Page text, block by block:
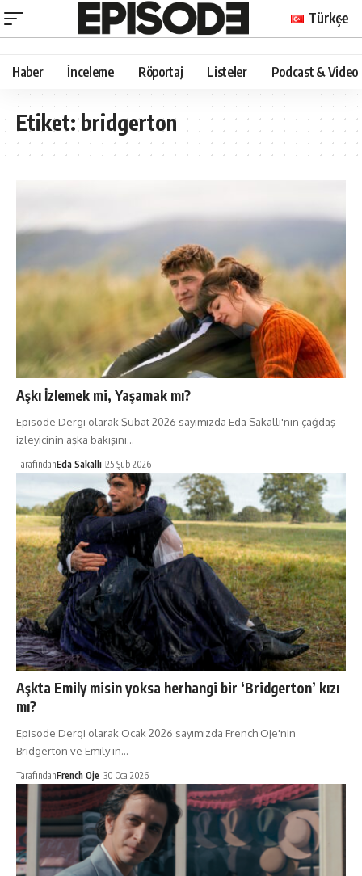
Türkçe
Haber İnceleme Röportaj Listeler Podcast & Video
Etiket:bridgerton
Aşkı İzlemek mi, Yaşamak mı?
Episode Dergi olarak Şubat 2026 sayımızda Eda Sakallı'nın çağdaş
izleyicinin aşka bakışını…
TarafındanEda Sakallı 25 Şub 2026
Aşkta Emily misin yoksa herhangi bir ‘Bridgerton’ kızı
mı?
Episode Dergi olarak Ocak 2026 sayımızda French Oje'nin
Bridgerton ve Emily in…
TarafındanFrench Oje 30 Oca 2026